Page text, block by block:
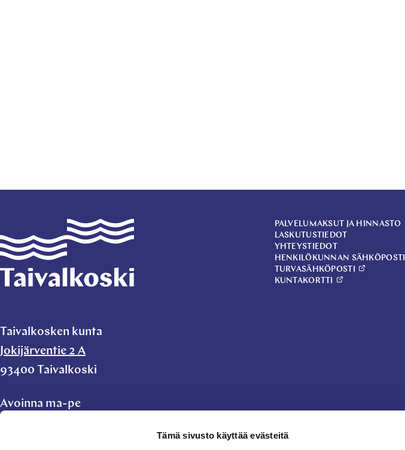
Tämä sivusto käyttää evästeitä
Taivalkosken kunta
Jokijärventie 2 A
93400 Taivalkoski
Avoinna ma-pe
PALVELUMAKSUT JA HINNASTO
LASKUTUSTIEDOT
YHTEYSTIEDOT
HENKILÖKUNNAN SÄHKÖPOSTI
TURVASÄHKÖPOSTI
KUNTAKORTTI